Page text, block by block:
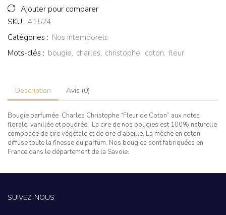
Ajouter pour comparer
SKU: A1524
Catégories : Nos intemporels
Mots-clés : bougie, charles, christophe, coton, fleur
Description Avis (0)
Bougie parfumée Charles Christophe “Fleur de Coton” aux notes
florale, vanillée et poudrée. La cire de nos bougies est 100% naturelle
composée de cire végétale et de cire d’abeille. La mèche en coton
diffuse toute la finesse du parfum. Nos bougies sont fabriquées en
France dans le département de la Savoie.
SUIVEZ-NOUS